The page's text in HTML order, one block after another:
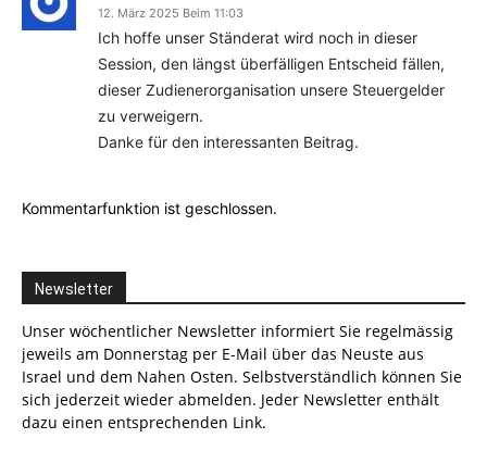
12. März 2025 Beim 11:03
Ich hoffe unser Ständerat wird noch in dieser
Session, den längst überfälligen Entscheid fällen,
dieser Zudienerorganisation unsere Steuergelder
zu verweigern.
Danke für den interessanten Beitrag.
Kommentarfunktion ist geschlossen.
Newsletter
Unser wöchentlicher Newsletter informiert Sie regelmässig
jeweils am Donnerstag per E-Mail über das Neuste aus
Israel und dem Nahen Osten. Selbstverständlich können Sie
sich jederzeit wieder abmelden. Jeder Newsletter enthält
dazu einen entsprechenden Link.